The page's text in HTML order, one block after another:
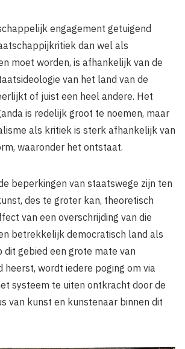
engagement getuigend
dan wel als
moet worden, is afhankelijk van de
van het land van de
of juist een heel andere. Het
is redelijk groot te noemen, maar
als kritiek is sterk afhankelijk van
waaronder het ontstaat.
beperkingen van staatswege zijn ten
des te groter kan, theoretisch
van een overschrijding van die
betrekkelijk democratisch land als
dit gebied een grote mate van
heerst, wordt iedere poging om via
systeem te uiten ontkracht door de
van kunst en kunstenaar binnen dit